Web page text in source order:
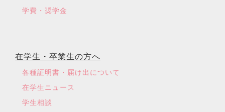
学費・奨学金
在学生・卒業生の方へ
各種証明書・届け出について
在学生ニュース
学生相談